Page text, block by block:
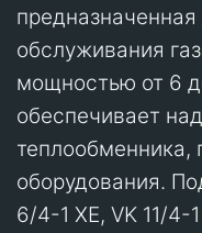
обслуживания
мощностью от 6
обеспечивает
теплообменника,
оборудования.
6/4-1 XE, VK 11/4-